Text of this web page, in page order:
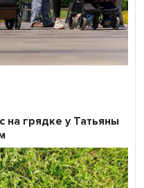
грядке у Татьяны